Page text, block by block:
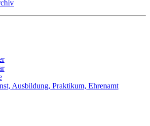
Ausbildung, Praktikum, Ehrenamt